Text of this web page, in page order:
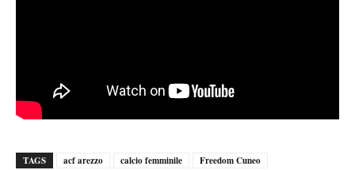
TAGS acf arezzo calcio femminile Freedom Cuneo